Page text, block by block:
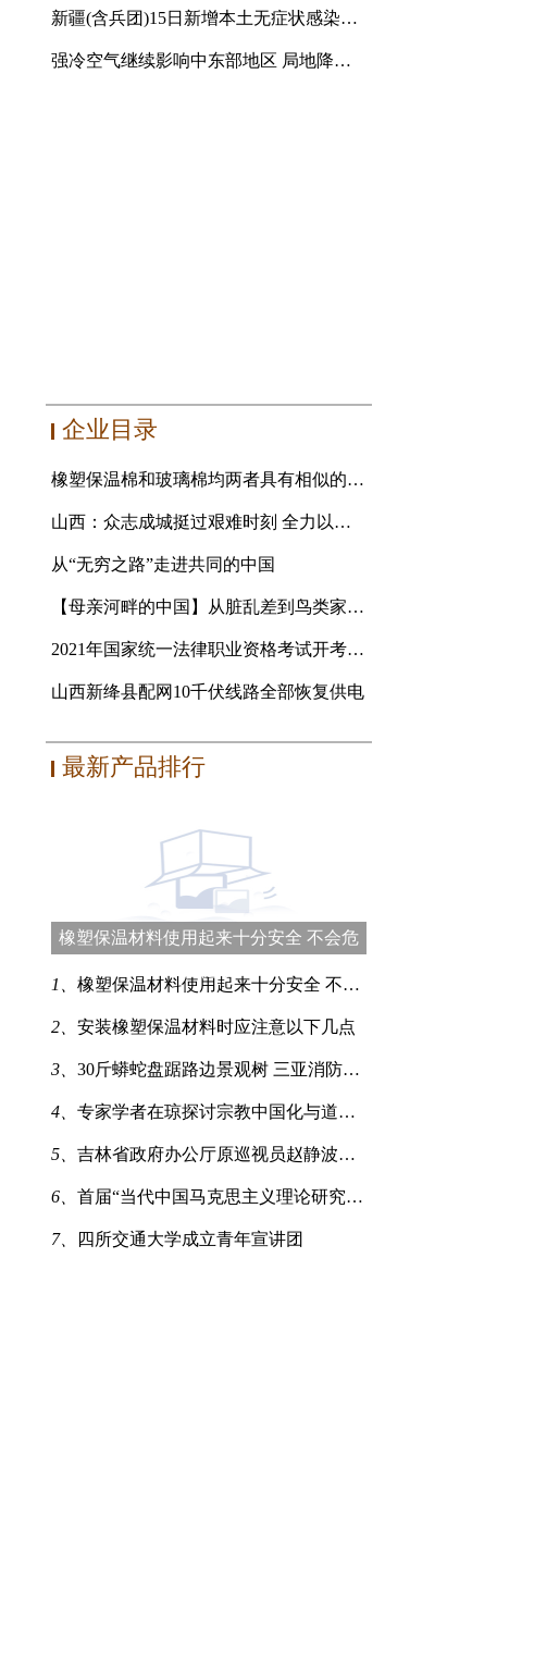
新疆(含兵团)15日新增本土无症状感染者1例
强冷空气继续影响中东部地区 局地降温14℃以上
企业目录
橡塑保温棉和玻璃棉均两者具有相似的性能 要选更适合自己的
山西：众志成城挺过艰难时刻 全力以赴恢复美好家园
从“无穷之路”走进共同的中国
【母亲河畔的中国】从脏乱差到鸟类家园 黄河滩地公园是
2021年国家统一法律职业资格考试开考 青海考生人数创新高
山西新绛县配网10千伏线路全部恢复供电
最新产品排行
橡塑保温材料使用起来十分安全 不会危
1、 橡塑保温材料使用起来十分安全 不会危害健康
2、 安装橡塑保温材料时应注意以下几点
3、 30斤蟒蛇盘踞路边景观树 三亚消防员登高抓捕
4、 专家学者在琼探讨宗教中国化与道教的传承创新
5、 吉林省政府办公厅原巡视员赵静波一审被判刑15年
6、 首届“当代中国马克思主义理论研究高层论坛”举行
7、 四所交通大学成立青年宣讲团